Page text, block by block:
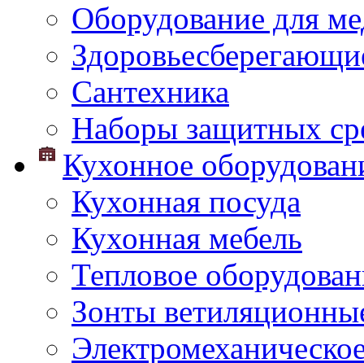
Оборудование для
Сантехника
Наборы защитных
Кухонное
Кухонная посуда
Кухонная мебель
Тепловое
Зонты